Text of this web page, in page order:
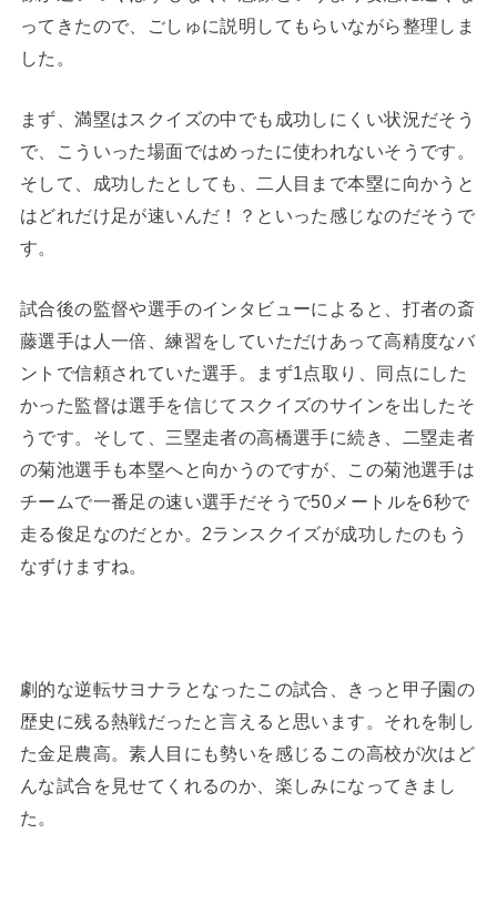
ってきたので、ごしゅに説明してもらいながら整理しま
した。
まず、満塁はスクイズの中でも成功しにくい状況だそう
で、こういった場面ではめったに使われないそうです。
そして、成功したとしても、二人目まで本塁に向かうと
はどれだけ足が速いんだ！？といった感じなのだそうで
す。
試合後の監督や選手のインタビューによると、打者の斎
藤選手は人一倍、練習をしていただけあって高精度なバ
ントで信頼されていた選手。まず1点取り、同点にした
かった監督は選手を信じてスクイズのサインを出したそ
うです。そして、三塁走者の高橋選手に続き、二塁走者
の菊池選手も本塁へと向かうのですが、この菊池選手は
チームで一番足の速い選手だそうで50メートルを6秒で
走る俊足なのだとか。2ランスクイズが成功したのもう
なずけますね。
劇的な逆転サヨナラとなったこの試合、きっと甲子園の
歴史に残る熱戦だったと言えると思います。それを制し
た金足農高。素人目にも勢いを感じるこの高校が次はど
んな試合を見せてくれるのか、楽しみになってきまし
た。